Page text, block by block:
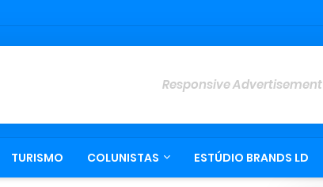
Responsive Advertisement
TURISMO COLUNISTAS ESTÚDIO BRANDS LD